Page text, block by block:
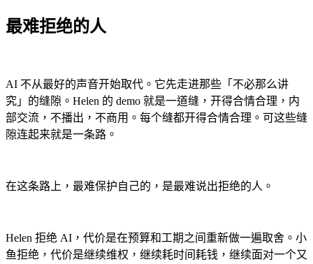
最难拒绝的人
AI 不从最好的声音开始取代。它先走进那些「不必那么讲
究」的缝隙。Helen 的 demo 就是一道缝，开得合情合理，内
部交流，不播出，不商用。每个缝都开得合情合理。可这些缝
隙连起来就是一条路。
在这条路上，最难保护自己的，是最难说出拒绝的人。
Helen 拒绝 AI，代价是在预算和工期之间重新做一遍取舍。小
鱼拒绝，代价是继续维权，继续耗时间耗钱，继续面对一个又